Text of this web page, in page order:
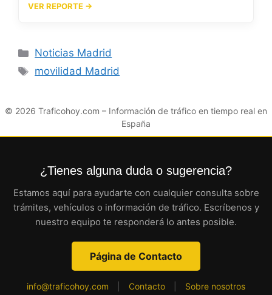
VER REPORTE →
Categorías
Noticias Madrid
Etiquetas
movilidad Madrid
© 2026 Traficohoy.com – Información de tráfico en tiempo real en
España
¿Tienes alguna duda o sugerencia?
Estamos aquí para ayudarte con cualquier consulta sobre
trámites, vehículos o información de tráfico. Escríbenos y
nuestro equipo te responderá lo antes posible.
Página de Contacto
info@traficohoy.com Contacto Sobre nosotros